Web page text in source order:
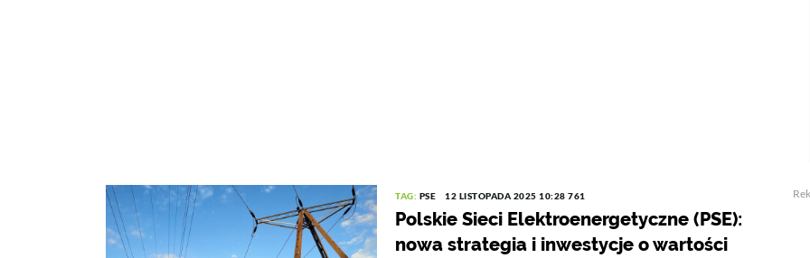
TAG: PSE 12 LISTOPADA 2025 10:28 761
Polskie Sieci Elektroenergetyczne (PSE):
nowa strategia i inwestycje o wartości